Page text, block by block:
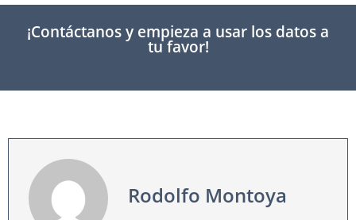
¡Contáctanos y empieza a usar los datos a
tu favor!
Rodolfo Montoya